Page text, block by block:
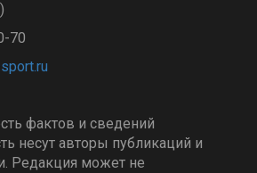
70
фактов и сведений
несут авторы публикаций и
Редакция может не